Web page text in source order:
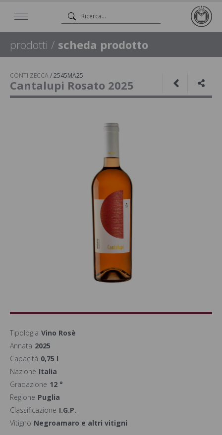
prodotti / scheda prodotto
CONTI ZECCA/2545MA25
Cantalupi Rosato 2025
Tipologia Vino Rosè
Annata 2025
Capacità 0,75 l
Nazione Italia
Gradazione 12 °
Regione Puglia
Classificazione I.G.P.
Vitigno Negroamaro e altri vitigni